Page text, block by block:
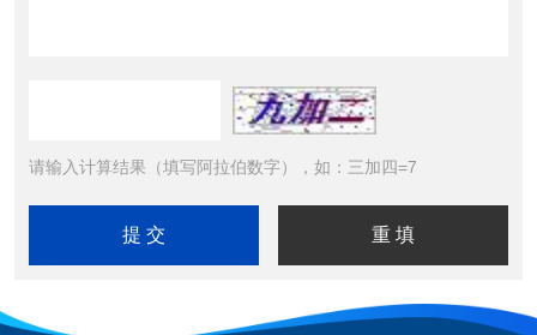
请输入计算结果（填写阿拉伯数字），如：三加四=7